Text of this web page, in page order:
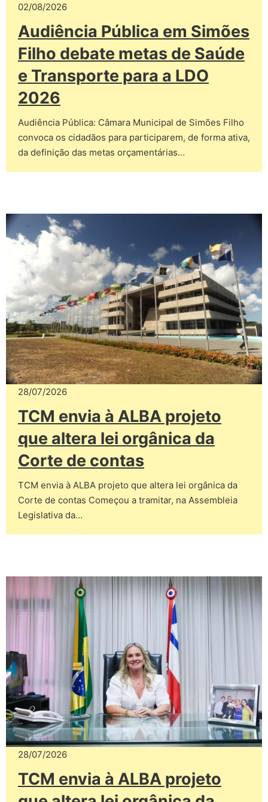
02/08/2026
Audiência Pública em Simões
Filho debate metas de Saúde
e Transporte para a LDO
2026
Audiência Pública: Câmara Municipal de Simões Filho
convoca os cidadãos para participarem, de forma ativa,
da definição das metas orçamentárias…
28/07/2026
TCM envia à ALBA projeto
que altera lei orgânica da
Corte de contas
TCM envia à ALBA projeto que altera lei orgânica da
Corte de contas Começou a tramitar, na Assembleia
Legislativa da…
28/07/2026
TCM envia à ALBA projeto